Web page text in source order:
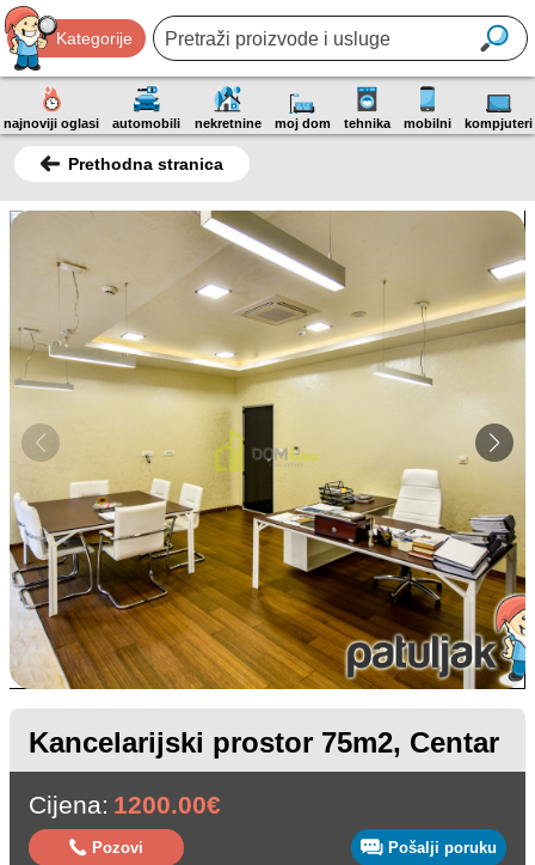
Kategorije
najnoviji oglasi automobili nekretnine moj dom tehnika mobilni kompjuteri
Prethodna stranica
Kancelarijski prostor 75m2, Centar
Cijena: 1200.00€
Pozovi Pošalji poruku